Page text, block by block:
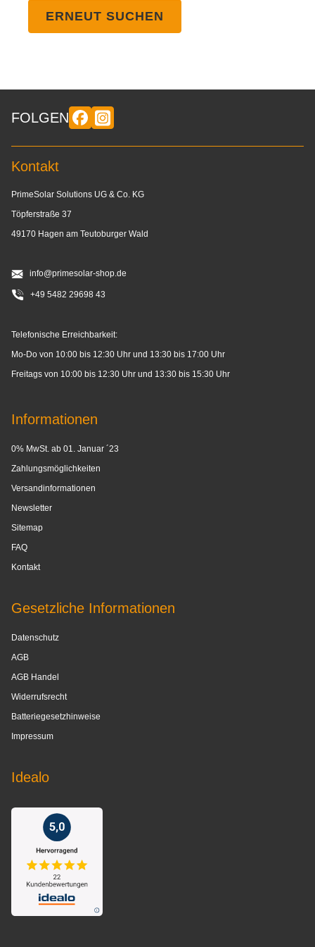
ERNEUT SUCHEN
FOLGEN
Kontakt
PrimeSolar Solutions UG & Co. KG
Töpferstraße 37
49170 Hagen am Teutoburger Wald
info@primesolar-shop.de
+49 5482 29698 43
Telefonische Erreichbarkeit:
Mo-Do von 10:00 bis 12:30 Uhr und 13:30 bis 17:00 Uhr
Freitags von 10:00 bis 12:30 Uhr und 13:30 bis 15:30 Uhr
Informationen
0% MwSt. ab 01. Januar ´23
Zahlungsmöglichkeiten
Versandinformationen
Newsletter
Sitemap
FAQ
Kontakt
Gesetzliche Informationen
Datenschutz
AGB
AGB Handel
Widerrufsrecht
Batteriegesetzhinweise
Impressum
Idealo